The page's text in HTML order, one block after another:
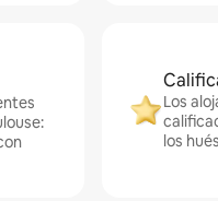
Los
los